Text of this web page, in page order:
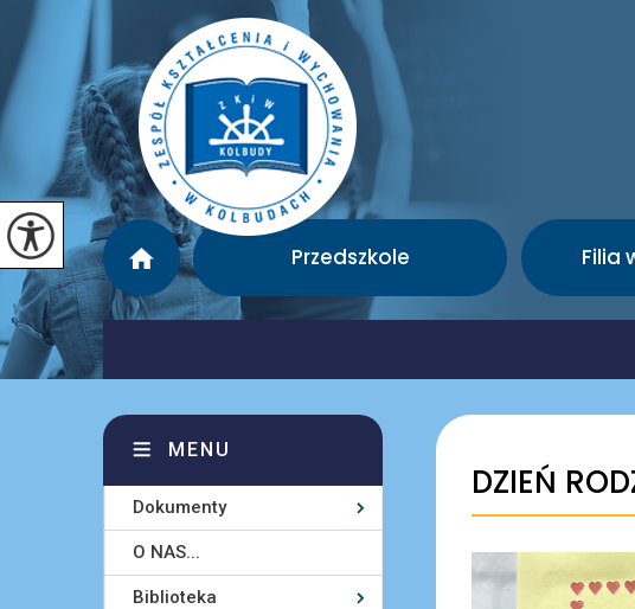
Przedszkole Filia
DZIEŃ
MENU
Dokumenty
O NAS...
Biblioteka